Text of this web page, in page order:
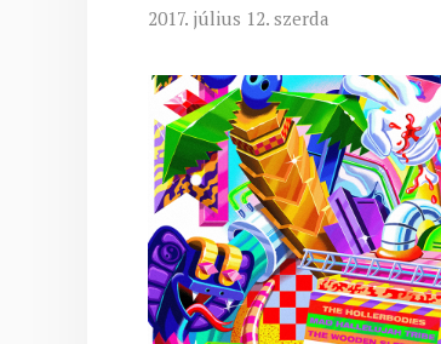
2017. július 12. szerda